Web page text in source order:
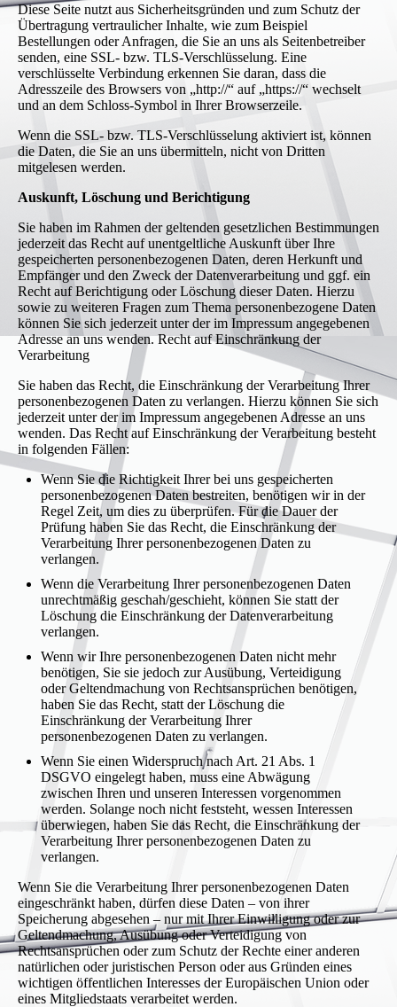
Diese Seite nutzt aus Sicherheitsgründen und zum Schutz der
Übertragung vertraulicher Inhalte, wie zum Beispiel
Bestellungen oder Anfragen, die Sie an uns als Seitenbetreiber
senden, eine SSL- bzw. TLS-Verschlüsselung. Eine
verschlüsselte Verbindung erkennen Sie daran, dass die
Adresszeile des Browsers von „http://“ auf „https://“ wechselt
und an dem Schloss-Symbol in Ihrer Browserzeile.
Wenn die SSL- bzw. TLS-Verschlüsselung aktiviert ist, können
die Daten, die Sie an uns übermitteln, nicht von Dritten
mitgelesen werden.
Auskunft, Löschung und Berichtigung
Sie haben im Rahmen der geltenden gesetzlichen Bestimmungen
jederzeit das Recht auf unentgeltliche Auskunft über Ihre
gespeicherten personenbezogenen Daten, deren Herkunft und
Empfänger und den Zweck der Datenverarbeitung und ggf. ein
Recht auf Berichtigung oder Löschung dieser Daten. Hierzu
sowie zu weiteren Fragen zum Thema personenbezogene Daten
können Sie sich jederzeit unter der im Impressum angegebenen
Adresse an uns wenden. Recht auf Einschränkung der
Verarbeitung
Sie haben das Recht, die Einschränkung der Verarbeitung Ihrer
personenbezogenen Daten zu verlangen. Hierzu können Sie sich
jederzeit unter der im Impressum angegebenen Adresse an uns
wenden. Das Recht auf Einschränkung der Verarbeitung besteht
in folgenden Fällen:
Wenn Sie die Richtigkeit Ihrer bei uns gespeicherten
personenbezogenen Daten bestreiten, benötigen wir in der
Regel Zeit, um dies zu überprüfen. Für die Dauer der
Prüfung haben Sie das Recht, die Einschränkung der
Verarbeitung Ihrer personenbezogenen Daten zu
verlangen.
Wenn die Verarbeitung Ihrer personenbezogenen Daten
unrechtmäßig geschah/geschieht, können Sie statt der
Löschung die Einschränkung der Datenverarbeitung
verlangen.
Wenn wir Ihre personenbezogenen Daten nicht mehr
benötigen, Sie sie jedoch zur Ausübung, Verteidigung
oder Geltendmachung von Rechtsansprüchen benötigen,
haben Sie das Recht, statt der Löschung die
Einschränkung der Verarbeitung Ihrer
personenbezogenen Daten zu verlangen.
Wenn Sie einen Widerspruch nach Art. 21 Abs. 1
DSGVO eingelegt haben, muss eine Abwägung
zwischen Ihren und unseren Interessen vorgenommen
werden. Solange noch nicht feststeht, wessen Interessen
überwiegen, haben Sie das Recht, die Einschränkung der
Verarbeitung Ihrer personenbezogenen Daten zu
verlangen.
Wenn Sie die Verarbeitung Ihrer personenbezogenen Daten
eingeschränkt haben, dürfen diese Daten – von ihrer
Speicherung abgesehen – nur mit Ihrer Einwilligung oder zur
Geltendmachung, Ausübung oder Verteidigung von
Rechtsansprüchen oder zum Schutz der Rechte einer anderen
natürlichen oder juristischen Person oder aus Gründen eines
wichtigen öffentlichen Interesses der Europäischen Union oder
eines Mitgliedstaats verarbeitet werden.